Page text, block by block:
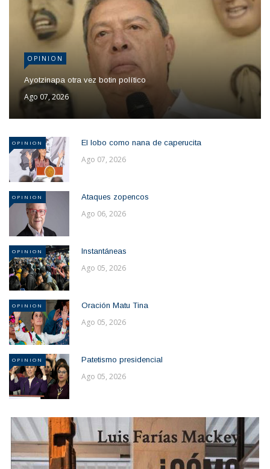
OPINION
Ayotzinapa otra vez botin político
Ago 07, 2026
OPINION El lobo como nana de caperucita
Ago 07, 2026
OPINION Ataques zopencos
Ago 06, 2026
OPINION Instantáneas
Ago 05, 2026
OPINION Oración Matu Tina
Ago 05, 2026
OPINION Patetismo presidencial
Ago 05, 2026